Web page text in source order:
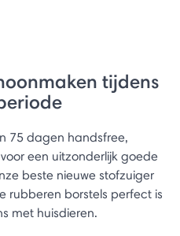
tijdens
75 dagen handsfree,
een uitzonderlijk goede
beste nieuwe stofzuiger
rubberen borstels perfect is
met huisdieren.